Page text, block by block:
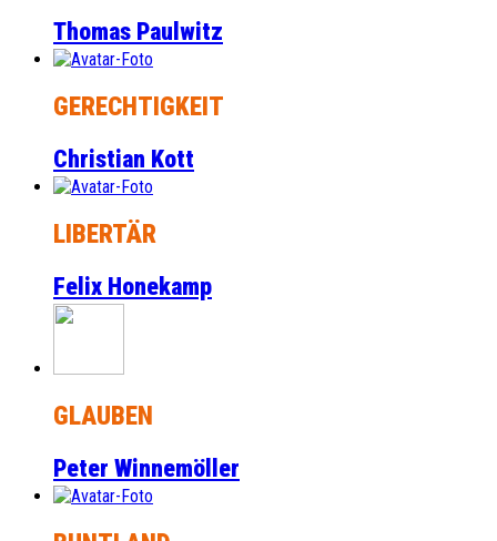
Thomas Paulwitz
GERECHTIGKEIT
Christian Kott
LIBERTÄR
Felix Honekamp
GLAUBEN
Peter Winnemöller